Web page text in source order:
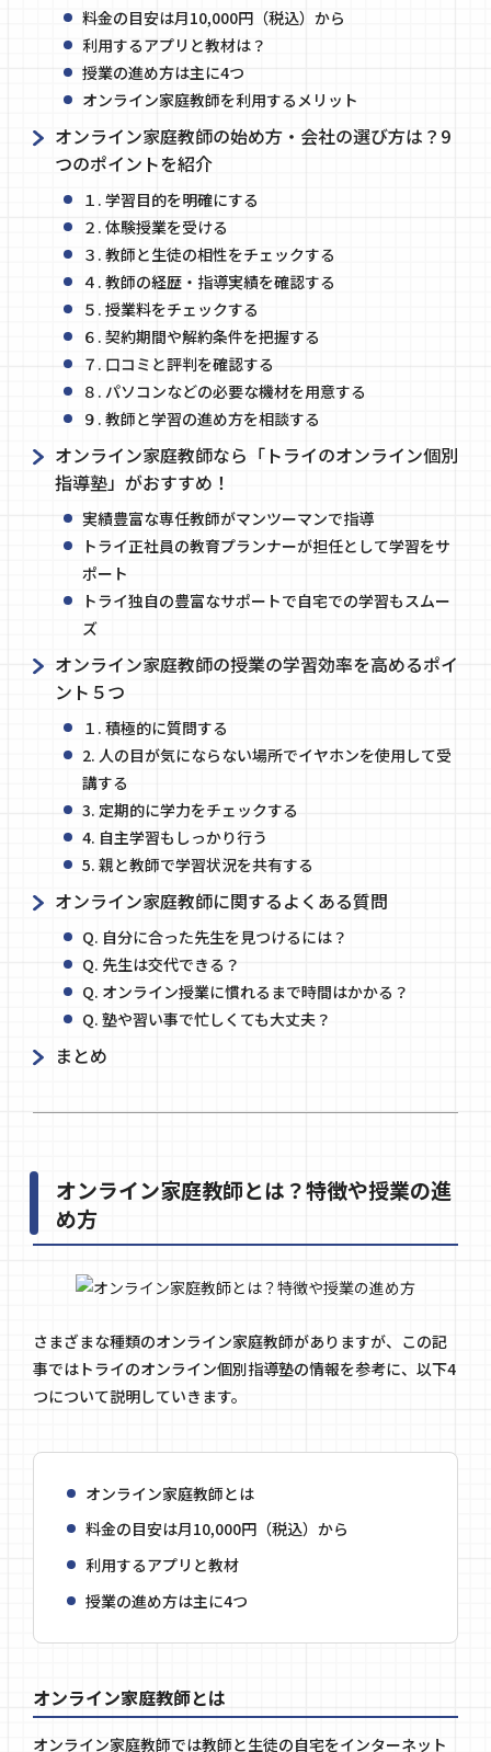
料金の目安は月10,000円（税込）から
利用するアプリと教材は？
授業の進め方は主に4つ
オンライン家庭教師を利用するメリット
オンライン家庭教師の始め方・会社の選び方は？9
つのポイントを紹介
１. 学習目的を明確にする
２. 体験授業を受ける
３. 教師と生徒の相性をチェックする
４. 教師の経歴・指導実績を確認する
５. 授業料をチェックする
６. 契約期間や解約条件を把握する
７. 口コミと評判を確認する
８. パソコンなどの必要な機材を用意する
９. 教師と学習の進め方を相談する
オンライン家庭教師なら「トライのオンライン個別
指導塾」がおすすめ！
実績豊富な専任教師がマンツーマンで指導
トライ正社員の教育プランナーが担任として学習をサ
ポート
トライ独自の豊富なサポートで自宅での学習もスムー
ズ
オンライン家庭教師の授業の学習効率を高めるポイ
ント５つ
１. 積極的に質問する
2. 人の目が気にならない場所でイヤホンを使用して受
講する
3. 定期的に学力をチェックする
4. 自主学習もしっかり行う
5. 親と教師で学習状況を共有する
オンライン家庭教師に関するよくある質問
Q. 自分に合った先生を見つけるには？
Q. 先生は交代できる？
Q. オンライン授業に慣れるまで時間はかかる？
Q. 塾や習い事で忙しくても大丈夫？
まとめ
オンライン家庭教師とは？特徴や授業の進
め方
さまざまな種類のオンライン家庭教師がありますが、この記
事では トライのオンライン個別指導塾の情報を参考に、以下4
つについて説明していきます。
オンライン家庭教師とは
料金の目安は月10,000円（税込）から
利用するアプリと教材
授業の進め方は主に4つ
オンライン家庭教師とは
オンライン家庭教師では教師と生徒の自宅をインターネット